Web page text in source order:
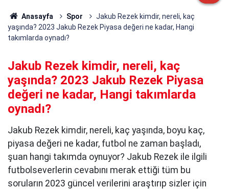
Anasayfa Spor
Jakub Rezek kimdir, nereli, kaç
yaşında? 2023 Jakub Rezek Piyasa değeri ne kadar, Hangi
takımlarda oynadı?
Jakub Rezek kimdir, nereli, kaç
yaşında? 2023 Jakub Rezek Piyasa
değeri ne kadar, Hangi takımlarda
oynadı?
Jakub Rezek kimdir, nereli, kaç yaşında, boyu kaç,
piyasa değeri ne kadar, futbol ne zaman başladı,
şuan hangi takımda oynuyor? Jakub Rezek ile ilgili
futbolseverlerin cevabını merak ettiği tüm bu
soruların 2023 güncel verilerini araştırıp sizler için